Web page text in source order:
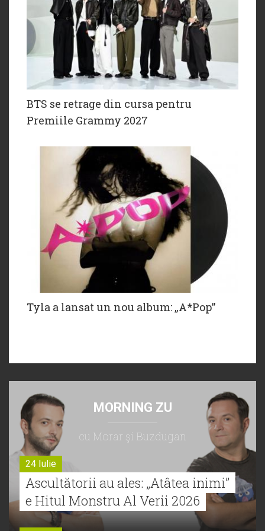
BTS se retrage din cursa pentru
Premiile Grammy 2027
Tyla a lansat un nou album: „A*Pop”
MORNING ZU
cu Morar şi Buzdugan
24 Iulie
Ascultătorii au ales: „Atâtea inimi”
e Hitul Monstru Al Verii 2026